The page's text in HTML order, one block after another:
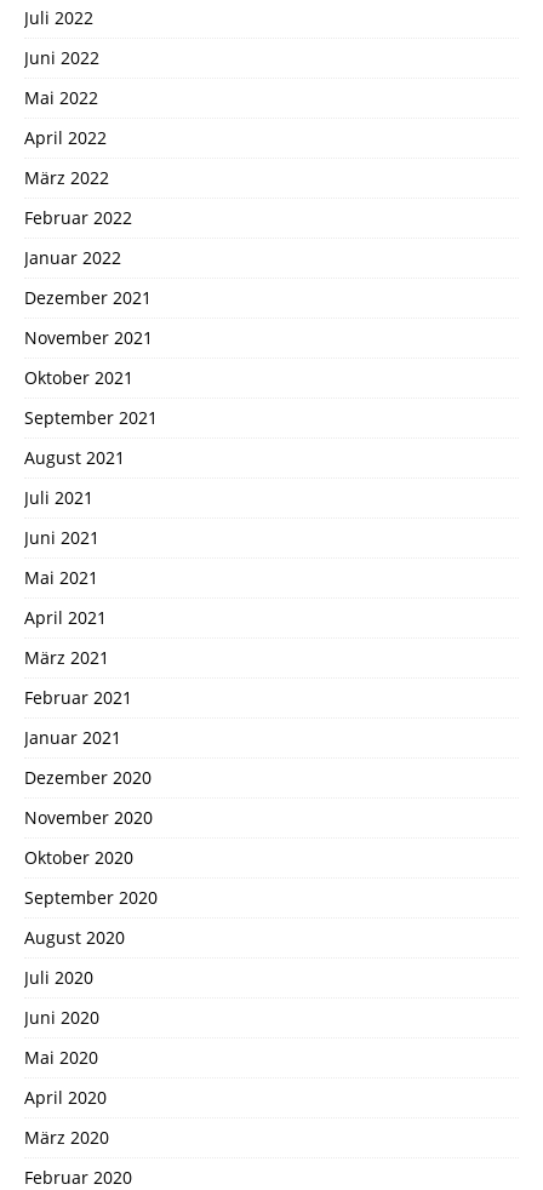
Juli 2022
Juni 2022
Mai 2022
April 2022
März 2022
Februar 2022
Januar 2022
Dezember 2021
November 2021
Oktober 2021
September 2021
August 2021
Juli 2021
Juni 2021
Mai 2021
April 2021
März 2021
Februar 2021
Januar 2021
Dezember 2020
November 2020
Oktober 2020
September 2020
August 2020
Juli 2020
Juni 2020
Mai 2020
April 2020
März 2020
Februar 2020